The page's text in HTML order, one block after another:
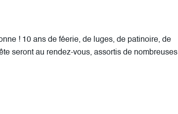
! 10 ans de féerie, de luges, de patinoire, de
seront au rendez-vous, assortis de nombreuses